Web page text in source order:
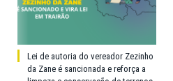
Lei de autoria do vereador Zezinho
da Zane é sancionada e reforça a